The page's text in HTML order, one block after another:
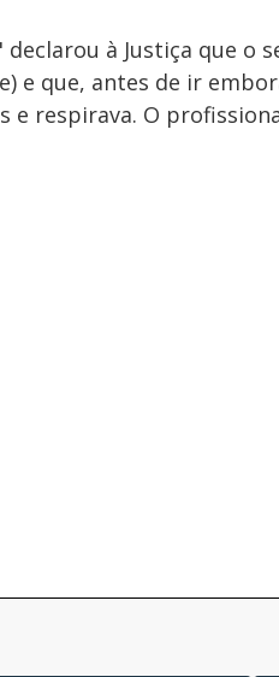
à Justiça que o
e que, antes de ir
e respirava. O